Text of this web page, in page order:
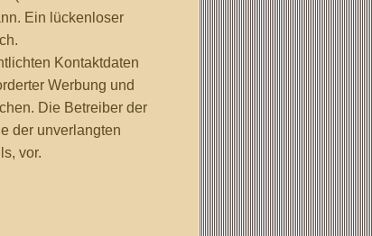
Ein lückenloser
Kontaktdaten
Werbung und
Die Betreiber der
der unverlangten
vor.